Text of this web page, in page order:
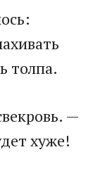
толпа.
—
хуже!